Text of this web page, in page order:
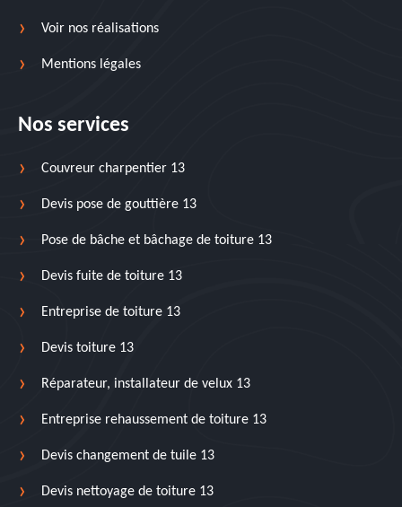
Voir nos réalisations
Mentions légales
Nos services
Couvreur charpentier 13
Devis pose de gouttière 13
Pose de bâche et bâchage de toiture 13
Devis fuite de toiture 13
Entreprise de toiture 13
Devis toiture 13
Réparateur, installateur de velux 13
Entreprise rehaussement de toiture 13
Devis changement de tuile 13
Devis nettoyage de toiture 13